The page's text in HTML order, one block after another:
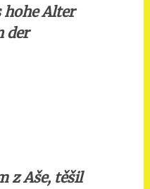
hohe Alter
der
z Aše, těšil